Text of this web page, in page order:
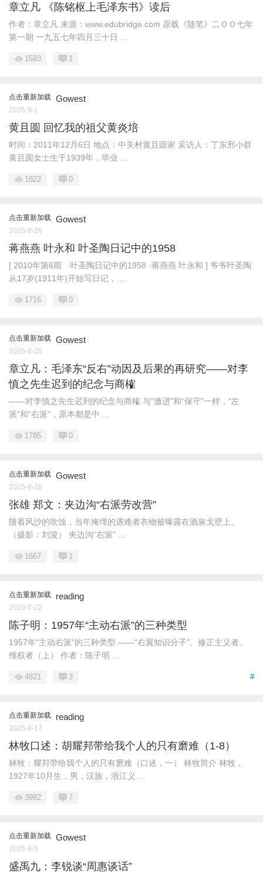
章立凡 《陈铭枢上毛泽东书》读后
作者：章立凡 来源：www.edubridge.com 原载《随笔》二ＯＯ七年
第一期 一九五七年四月三十日 ...
1593 1
点击重新加载 Gowest
2025-9-1
黄且圆 回忆我的祖父黄炎培
时间：2011年12月6日 地点：中关村黄且圆家 采访人：丁东邢小群
黄且圆女士生于1939年，毕业 ...
1822 0
点击重新加载 Gowest
2025-8-28
蒋燕燕 叶永和 叶圣陶日记中的1958
[ 2010年第6期 叶圣陶日记中的1958 ·蒋燕燕 叶永和 ] 爷爷叶圣陶
从17岁(1911年)开始写日记， ...
1716 0
点击重新加载 Gowest
2025-8-28
章立凡：毛泽东“反右”动因及后果的再研究——对李
慎之先生迟到的纪念与商榷
——对李慎之先生迟到的纪念与商榷 与“激进”和“保守”一样，“左
派”和“右派”，原本都是中 ...
1785 0
点击重新加载 Gowest
2025-8-28
张雄 郑文：夹边沟“右派劳改营”
随着风沙的吹蚀，当年掩埋的遇难者衣物被曝露在酒泉戈壁上。
（摄影：刘浚） 夹边沟“右派” ...
1667 1
点击重新加载 reading
2019-7-22
陈子明：1957年“主动右派”的三种类型
1957年“主动右派”的三种类型 ——“右翼知识分子”、修正主义者、
维权者（上） 作者：陈子明 ...
#
4821 3
点击重新加载 reading
2025-8-17
林牧口述：胡耀邦带给我个人的只有磨难（1-8）
林牧：耀邦带给我个人的只有磨难（口述，一） 林牧简介 林牧，
1927年10月生，男，汉族，浙江义 ...
3982 7
点击重新加载 Gowest
2025-8-5
盛禹九：李锐谈“周惠谈话”